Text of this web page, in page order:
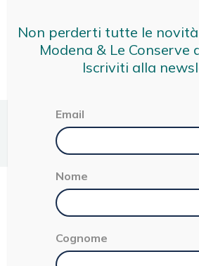
CIOCCOLATO
FONDENTE
Non perderti tutte le
Modena & Le Conserve
Iscriviti alla
Email
Nome
Cognome